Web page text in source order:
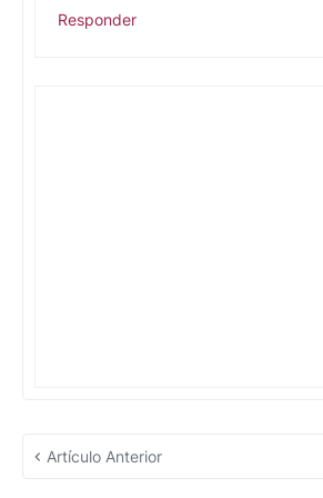
Responder
Artículo Anterior